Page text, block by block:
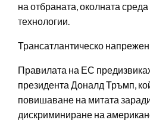
на отбраната, околната
технологии.
Трансатлантическо
Правилата на ЕС
президента Доналд Тръмп,
повишаване на митата
дискриминиране на